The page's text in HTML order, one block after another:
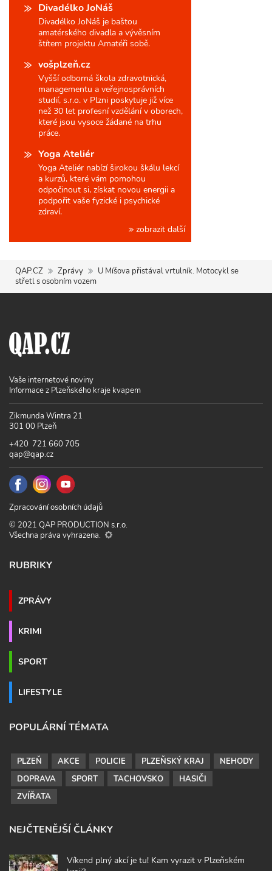
Divadélko JoNáš
Divadélko JoNáš je baštou
amatérského divadla a vývěsním
štítem projektu Amatéři sobě.
vošplzeň.cz
Vyšší odborná škola zdravotnická,
managementu a veřejnosprávních
studií, s.r.o. v Plzni poskytuje již více
než 30 let profesní vzdělání v oborech,
které jsou vysoce žádané na trhu
práce.
Yoga Ateliér
Yoga Ateliér nabízí širokou škálu lekcí
a kurzů, které vám pomohou
odpočinout si, získat novou energii a
podpořit vaše fyzické i psychické
zdraví.
zobrazit další
QAP.CZ Zprávy
U Míšova přistával vrtulník. Motocykl se
střetl s osobním vozem
Vaše internetové noviny
Informace z Plzeňského kraje kvapem
Zikmunda Wintra 21
301 00 Plzeň
+420 721 660 705
qap@qap.cz
Zpracování osobních údajů
© 2021 QAP PRODUCTION s.r.o.
Všechna práva vyhrazena.
RUBRIKY
ZPRÁVY
KRIMI
SPORT
LIFESTYLE
POPULÁRNÍ TÉMATA
PLZEŇ AKCE POLICIE PLZEŇSKÝ KRAJ
NEHODY
DOPRAVA
SPORT TACHOVSKO
HASIČI
ZVÍŘATA
NEJČTENĚJŠÍ ČLÁNKY
Víkend plný akcí je tu! Kam vyrazit v Plzeňském